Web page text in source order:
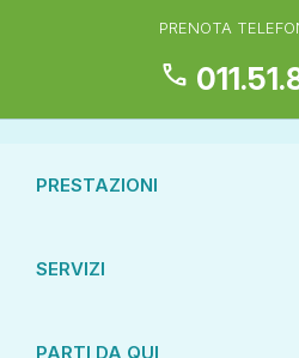
PRENOTA
call
PRESTAZIONI
SERVIZI
PARTI DA QUI